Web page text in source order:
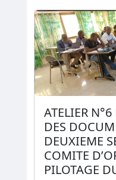
ATELIER
DES
DEUXIEME
COMITE
PILOTAGE